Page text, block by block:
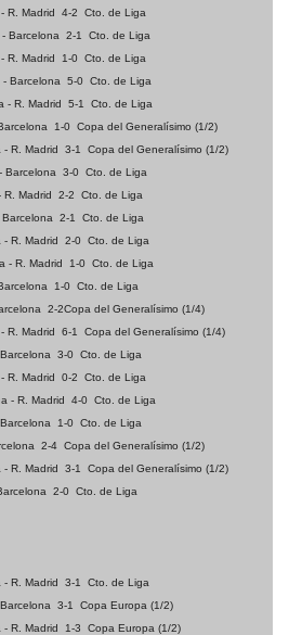
R. Madrid 4-2
Cto. de Liga
Barcelona 2-1
Cto. de Liga
R. Madrid 1-0 Cto. de Liga
- Barcelona 5-0 Cto. de Liga
- R. Madrid 5-1
Cto. de Liga
1-0 Copa del Generalísimo (1/2)
- R. Madrid 3-1 Copa del Generalísimo (1/2)
Barcelona 3-0 Cto. de Liga
R. Madrid 2-2
Cto. de Liga
2-1
Cto. de Liga
- R. Madrid 2-0 Cto. de Liga
- R. Madrid 1-0 Cto. de Liga
1-0 Cto. de Liga
2-2Copa del Generalísimo (1/4)
R. Madrid 6-1 Copa del Generalísimo (1/4)
3-0 Cto. de Liga
R. Madrid 0-2
Cto. de Liga
- R. Madrid 4-0 Cto. de Liga
1-0 Cto. de Liga
2-4 Copa del Generalísimo (1/2)
- R. Madrid 3-1
Copa del Generalísimo (1/2)
2-0 Cto. de Liga
- R. Madrid 3-1
Cto. de Liga
3-1
Copa Europa (1/2)
- R. Madrid 1-3
Copa Europa (1/2)